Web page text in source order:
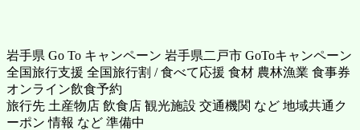
岩手県 Go To キャンペーン 岩手県二戸市 GoToキャンペーン
全国旅行支援 全国旅行割 / 食べて応援 食材 農林漁業 食事券
オンライン飲食予約
旅行先 土産物店 飲食店 観光施設 交通機関 など 地域共通ク
ーポン 情報 など 準備中